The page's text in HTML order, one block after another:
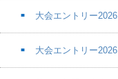
大会エントリー2026
大会エントリー2026